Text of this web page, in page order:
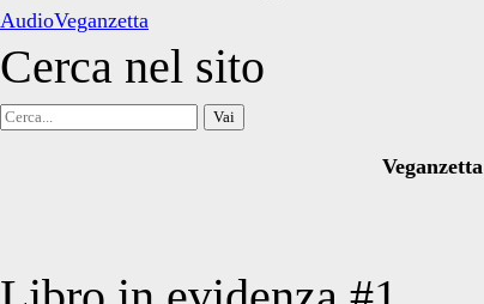
AudioVeganzetta
Cerca nel sito
Cerca
Veganzetta